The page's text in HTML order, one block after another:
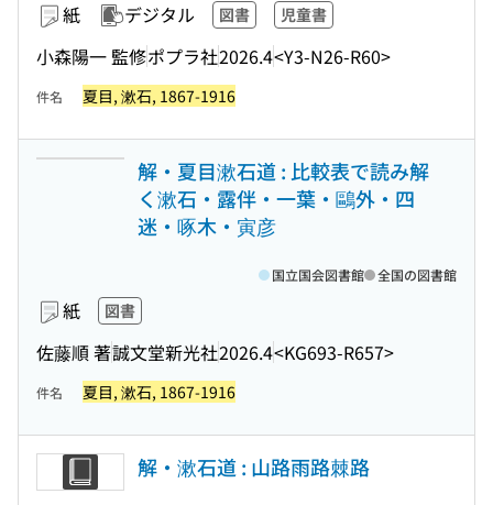
紙 デジタル 図書 児童書
小森陽一 監修ポプラ社2026.4<Y3-N26-R60>
件名 夏目, 漱石, 1867-1916
解・夏目漱石道 : 比較表で読み解
く漱石・露伴・一葉・鷗外・四
迷・啄木・寅彦
紙 図書
佐藤順 著誠文堂新光社2026.4<KG693-R657>
国立国会図書館 全国の図書館
件名 夏目, 漱石, 1867-1916
解・漱石道 : 山路雨路棘路